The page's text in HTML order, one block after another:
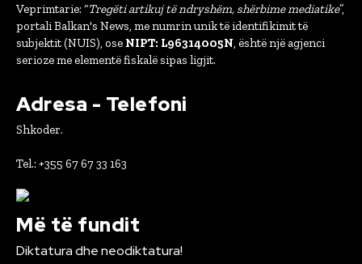
Veprimtarie: “Tregëti artikuj të ndryshëm, shërbime mediatike”,
portali Balkan's News, me numrin unik të identifikimit të
subjektit (NUIS), ose NIPT: L96314005N, është një agjenci
serioze me elementë fiskalë sipas ligjit.
Adresa - Telefoni
Shkoder.
Tel.: +355 67 67 33 163
Më të fundit
Diktatura dhe neodiktatura!